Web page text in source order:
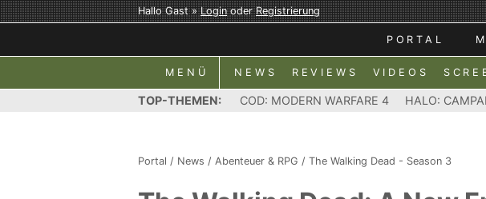
Hallo Gast »LoginoderRegistrierung
PORTAL
MENÜ NEWS REVIEWS VIDEOS
TOP-THEMEN: COD: MODERN WARFARE 4 HALO:
Portal / News / Abenteuer & RPG / The Walking Dead - Season 3